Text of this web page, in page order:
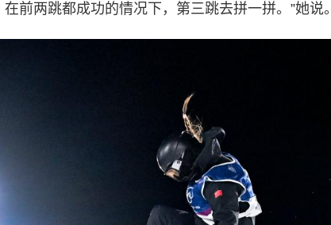
前两跳都成功的情况下，第三跳去拼一拼。”她说。